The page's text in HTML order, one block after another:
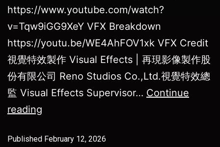
https://www.youtube.com/watch?
v=Tqw9iGG9XeY VFX Breakdown
https://youtu.be/WE4AhFOV1xk VFX Credit
視覺特效製作 Visual Effects | 再現影像製作股
份有限公司 Reno Studios Co.,Ltd.視覺特效總
監 Visual Effects Supervisor… Continue
reading
Published February 12, 2026